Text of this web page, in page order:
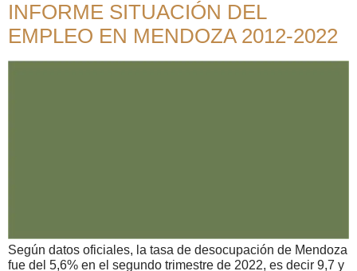
INFORME SITUACIÓN DEL
EMPLEO EN MENDOZA 2012-2022
Según datos oficiales, la tasa de desocupación de Mendoza
fue del 5,6% en el segundo trimestre de 2022, es decir 9,7 y